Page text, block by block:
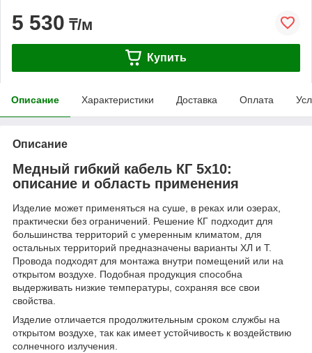
5 530 ₸/м
Купить
Описание Характеристики Доставка Оплата
Описание
Медный гибкий кабель КГ 5х10:
описание и область применения
Изделие может применяться на суше, в реках или озерах,
практически без ограничений. Решение КГ подходит для
большинства территорий с умеренным климатом, для
остальных территорий предназначены варианты ХЛ и Т.
Провода подходят для монтажа внутри помещений или на
открытом воздухе. Подобная продукция способна
выдерживать низкие температуры, сохраняя все свои
свойства.
Изделие отличается продолжительным сроком службы на
открытом воздухе, так как имеет устойчивость к воздействию
солнечного излучения.